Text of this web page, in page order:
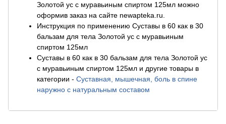
Золотой ус с муравьиным спиртом 125мл можно
оформив заказ на сайте newapteka.ru.
Инструкция по применению Суставы в 60 как в 30
бальзам для тела Золотой ус с муравьиным
спиртом 125мл
Суставы в 60 как в 30 бальзам для тела Золотой ус
с муравьиным спиртом 125мл и другие товары в
категории - Суставная, мышечная, боль в спине
наружно с натуральным составом